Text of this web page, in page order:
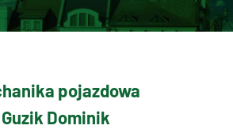
pojazdowa
Guzik Dominik